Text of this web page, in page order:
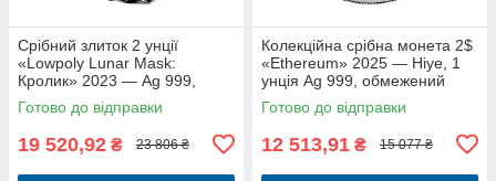
Срібний злиток 2 унції
«Lowpoly Lunar Mask:
Кролик» 2023 — Ag 999,
високий рельєф, колекційний
злиток
Готово до відправки
19 520,92 ₴ 23 806 ₴
Колекційна срібна монета 2$
«Ethereum» 2025 — Ніуе, 1
унція Ag 999, обмежений
тираж
Готово до відправки
12 513,91 ₴ 15 077 ₴